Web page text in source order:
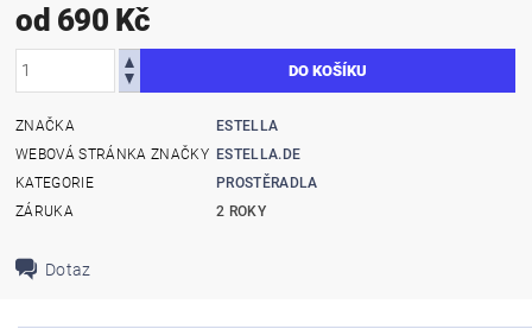
od 690 Kč
ZNAČKA
ESTELLA
WEBOVÁ STRÁNKA ZNAČKY ESTELLA.DE
KATEGORIE
PROSTĚRADLA
ZÁRUKA
2 ROKY
Dotaz